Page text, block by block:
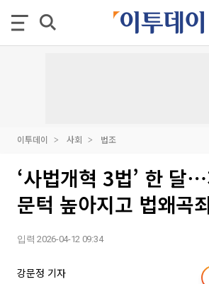
이투데이 사회 법조
‘사법개혁 3법’ 한 달
문턱 높아지고 법왜곡
입력 2026-04-12 09:34
강문정 기자